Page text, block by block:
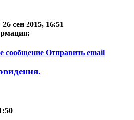
26 сен 2015, 16:51
сообщение Отправить email